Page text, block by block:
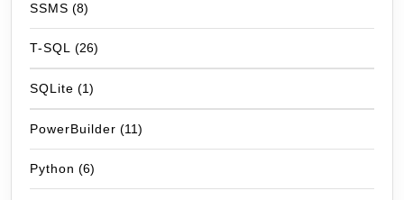
SSMS (8)
T-SQL (26)
SQLite (1)
PowerBuilder (11)
Python (6)